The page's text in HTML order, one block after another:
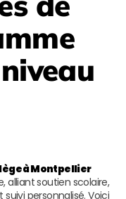
à Montpellier
alliant soutien scolaire,
personnalisé. Voici